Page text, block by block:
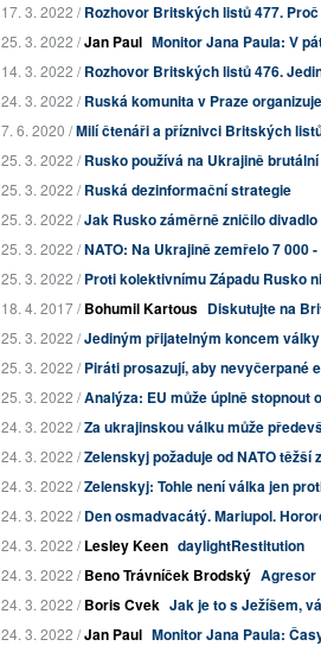
17. 3. 2022 /Rozhovor Britských listů 477.
25. 3. 2022 /Jan Paul Monitor Jana Paula: V
14. 3. 2022 /Rozhovor Britských listů 476.
24. 3. 2022 /Ruská komunita v Praze
7. 6. 2020 /Milí čtenáři a příznivci Britských
25. 3. 2022 /Rusko používá na Ukrajině
25. 3. 2022 /Ruská dezinformační strategie
25. 3. 2022 /Jak Rusko záměrně zničilo
25. 3. 2022 /NATO: Na Ukrajině zemřelo 7 000
25. 3. 2022 /Proti kolektivnímu Západu Rusko
18. 4. 2017 /Bohumil Kartous Diskutujte na
25. 3. 2022 /Jediným přijatelným koncem
25. 3. 2022 /Piráti prosazují, aby nevyčerpané
25. 3. 2022 /Analýza: EU může úplně stopnout
24. 3. 2022 /Za ukrajinskou válku může
24. 3. 2022 /Zelenskyj požaduje od NATO těžší
24. 3. 2022 /Zelenskyj: Tohle není válka jen
24. 3. 2022 /Den osmadvacátý. Mariupol.
24. 3. 2022 /Lesley Keen daylightRestitution
24. 3. 2022 /Beno Trávníček Brodský Agresor
24. 3. 2022 /Boris Cvek Jak je to s Ježíšem,
24. 3. 2022 /Jan Paul Monitor Jana Paula: